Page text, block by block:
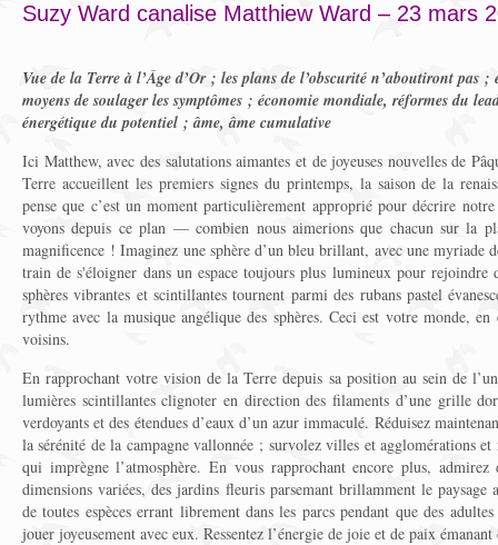
Suzy Ward canalise Matthiew Ward – 23 mars
Vue de la Terre à l’Âge d’Or ; les plans de l’obscurité n’aboutiront pas
moyens de soulager les symptômes ; économie mondiale, réformes du
énergétique du potentiel ; âme, âme cumulative
Ici Matthew, avec des salutations aimantes et de joyeuses nouvelles de
Terre accueillent les premiers signes du printemps, la saison de la
pense que c’est un moment particulièrement approprié pour décrire
voyons depuis ce plan — combien nous aimerions que chacun sur la
magnificence ! Imaginez une sphère d’un bleu brillant, avec une myriade
train de s'éloigner dans un espace toujours plus lumineux pour rejoindre
sphères vibrantes et scintillantes tournent parmi des rubans pastel
rythme avec la musique angélique des sphères. Ceci est votre monde,
voisins.
En rapprochant votre vision de la Terre depuis sa position au sein de
lumières scintillantes clignoter en direction des filaments d’une grille
verdoyants et des étendues d’eaux d’un azur immaculé. Réduisez
la sérénité de la campagne vallonnée ; survolez villes et agglomérations et
qui imprègne l’atmosphère. En vous rapprochant encore plus,
dimensions variées, des jardins fleuris parsemant brillamment le paysage
de toutes espèces errant librement dans les parcs pendant que des
jouer joyeusement avec eux. Ressentez l’énergie de joie et de paix